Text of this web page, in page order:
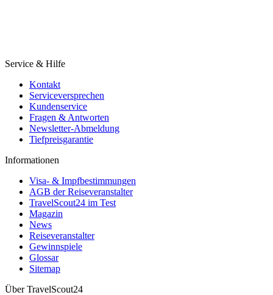
Service & Hilfe
Kontakt
Serviceversprechen
Kundenservice
Fragen & Antworten
Newsletter-Abmeldung
Tiefpreisgarantie
Informationen
Visa- & Impfbestimmungen
AGB der Reiseveranstalter
TravelScout24 im Test
Magazin
News
Reiseveranstalter
Gewinnspiele
Glossar
Sitemap
Über TravelScout24